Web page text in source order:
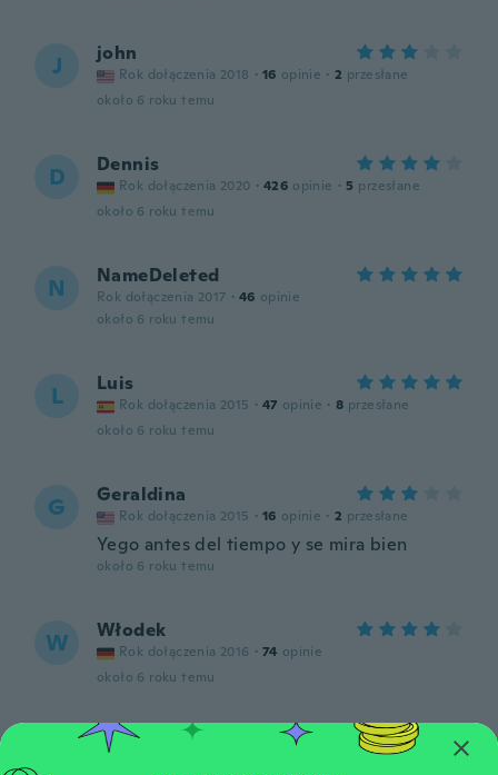
J john
Rok dołączenia 2018 · 16 opinie · 2 przesłane
około 6 roku temu
D Dennis
Rok dołączenia 2020 · 426 opinie · 5 przesłane
około 6 roku temu
N NameDeleted
Rok dołączenia 2017 · 46 opinie
około 6 roku temu
L Luis
Rok dołączenia 2015 · 47 opinie · 8 przesłane
około 6 roku temu
G Geraldina
Rok dołączenia 2015 · 16 opinie · 2 przesłane
Yego antes del tiempo y se mira bien
około 6 roku temu
W Włodek
Rok dołączenia 2016 · 74 opinie
około 6 roku temu
moussa